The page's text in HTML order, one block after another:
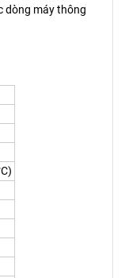
dòng máy thông